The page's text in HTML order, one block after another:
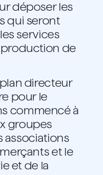
déposer les
qui seront
services
de
directeur
pour le
commencé à
groupes
associations
et le
et de la